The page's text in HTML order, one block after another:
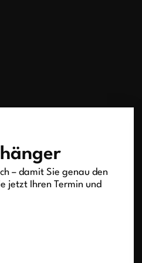
– damit Sie genau den
jetzt Ihren Termin und